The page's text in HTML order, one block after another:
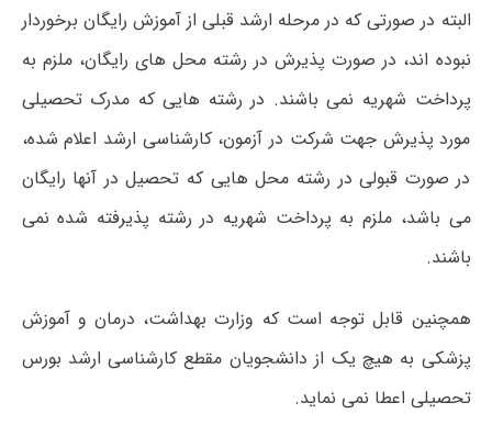
البته در صورتی که در مرحله ارشد قبلی از آموزش رایگان برخوردار
نبوده اند، در صورت پذیرش در رشته محل های رایگان، ملزم به
پرداخت شهریه نمی باشند. در رشته هایی که مدرک تحصیلی
مورد پذیرش جهت شرکت در آزمون، کارشناسی ارشد اعلام شده،
در صورت قبولی در رشته محل هایی که تحصیل در آنها رایگان
می باشد، ملزم به پرداخت شهریه در رشته پذیرفته شده نمی
باشند.
همچنین قابل توجه است که وزارت بهداشت، درمان و آموزش
پزشکی به هیچ یک از دانشجویان مقطع کارشناسی ارشد بورس
تحصیلی اعطا نمی نماید.